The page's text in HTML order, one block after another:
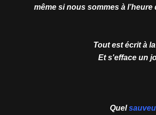
même si nous sommes à
Tout est écrit à la
Et s'efface un
Quel